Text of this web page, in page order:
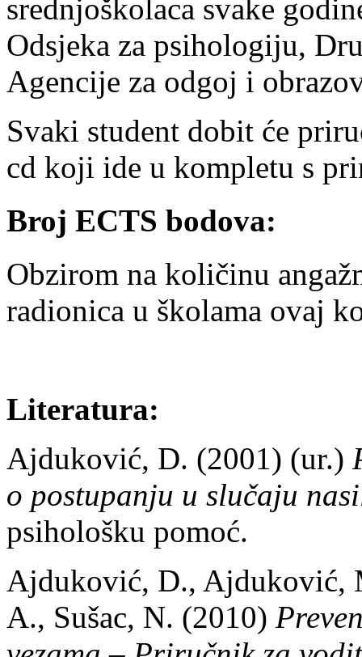
srednjoškolaca svake
Odsjeka za psihologiju,
Agencije za odgoj i
Svaki student dobit će
cd koji ide u kompletu s
Broj ECTS bodova:
Obzirom na količinu
radionica u školama ovaj
Literatura:
Ajduković, D. (2001) (ur.)
o postupanju u slučaju
psihološku pomoć.
Ajduković, D., Ajduković,
A., Sušac, N. (2010)